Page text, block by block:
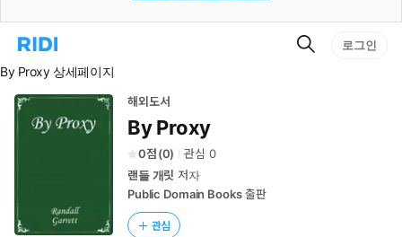
리
홈
로
이
검
로그인
By Proxy 상세페이지
해외도서
By Proxy
0 (0) 관심 0
랜들 개릿 저자
Public Domain Books출판
관심